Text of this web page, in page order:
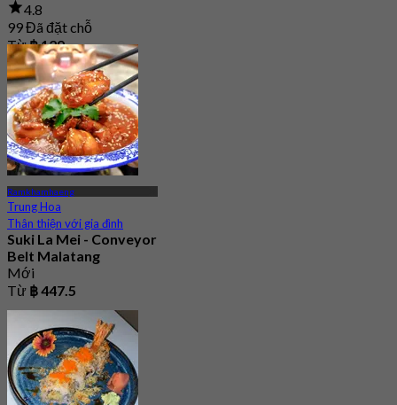
4.8
99 Đã đặt chỗ
Từ฿ 129
Ramkhamhaeng
Trung Hoa
Thân thiện với gia đình
Suki La Mei - Conveyor
Belt Malatang
Mới
Từ ฿ 447.5